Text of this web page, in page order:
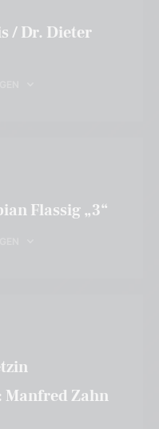
/ Dr. Dieter
Flassig „3“
Manfred Zahn